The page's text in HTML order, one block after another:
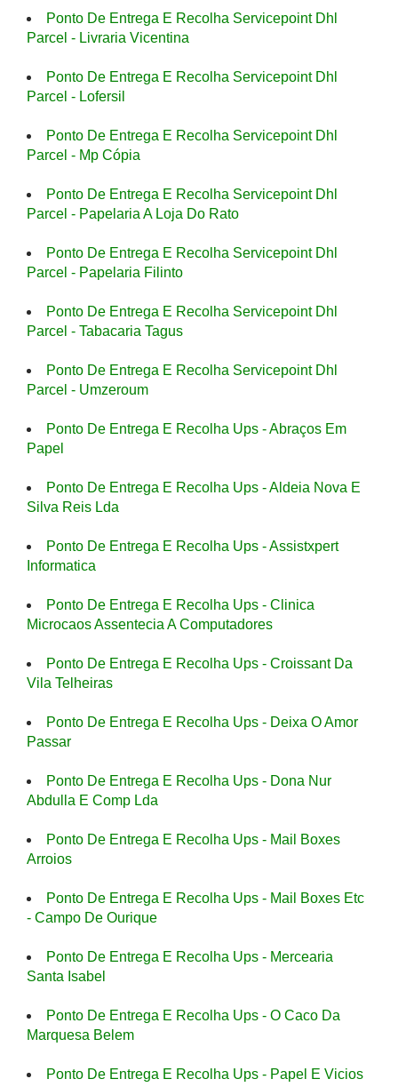
Ponto De Entrega E Recolha Servicepoint Dhl
Parcel - Livraria Vicentina
Ponto De Entrega E Recolha Servicepoint Dhl
Parcel - Lofersil
Ponto De Entrega E Recolha Servicepoint Dhl
Parcel - Mp Cópia
Ponto De Entrega E Recolha Servicepoint Dhl
Parcel - Papelaria A Loja Do Rato
Ponto De Entrega E Recolha Servicepoint Dhl
Parcel - Papelaria Filinto
Ponto De Entrega E Recolha Servicepoint Dhl
Parcel - Tabacaria Tagus
Ponto De Entrega E Recolha Servicepoint Dhl
Parcel - Umzeroum
Ponto De Entrega E Recolha Ups - Abraços Em
Papel
Ponto De Entrega E Recolha Ups - Aldeia Nova E
Silva Reis Lda
Ponto De Entrega E Recolha Ups - Assistxpert
Informatica
Ponto De Entrega E Recolha Ups - Clinica
Microcaos Assentecia A Computadores
Ponto De Entrega E Recolha Ups - Croissant Da
Vila Telheiras
Ponto De Entrega E Recolha Ups - Deixa O Amor
Passar
Ponto De Entrega E Recolha Ups - Dona Nur
Abdulla E Comp Lda
Ponto De Entrega E Recolha Ups - Mail Boxes
Arroios
Ponto De Entrega E Recolha Ups - Mail Boxes Etc
- Campo De Ourique
Ponto De Entrega E Recolha Ups - Mercearia
Santa Isabel
Ponto De Entrega E Recolha Ups - O Caco Da
Marquesa Belem
Ponto De Entrega E Recolha Ups - Papel E Vicios